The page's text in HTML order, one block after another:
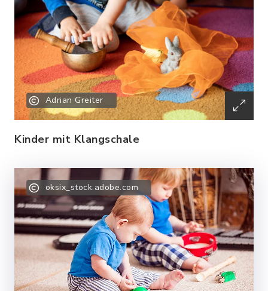
Adrian Greiter
Kinder mit Klangschale
oksix_stock.adobe.com